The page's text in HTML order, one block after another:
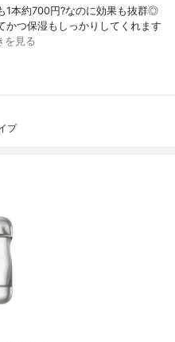
1本約700円?なのに効果も抜群◎
かつ保湿もしっかりしてくれます
を見る
プ